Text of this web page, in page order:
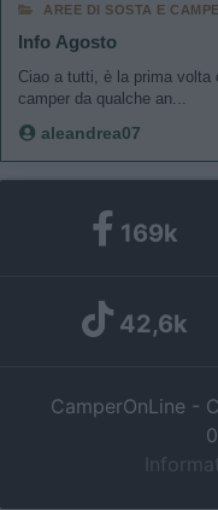
AREE DI SOSTA E
Info Agosto
Ciao a tutti, è la prima volta
camper da qualche an...
aleandrea07
169k
42,6k
CamperOnLine -